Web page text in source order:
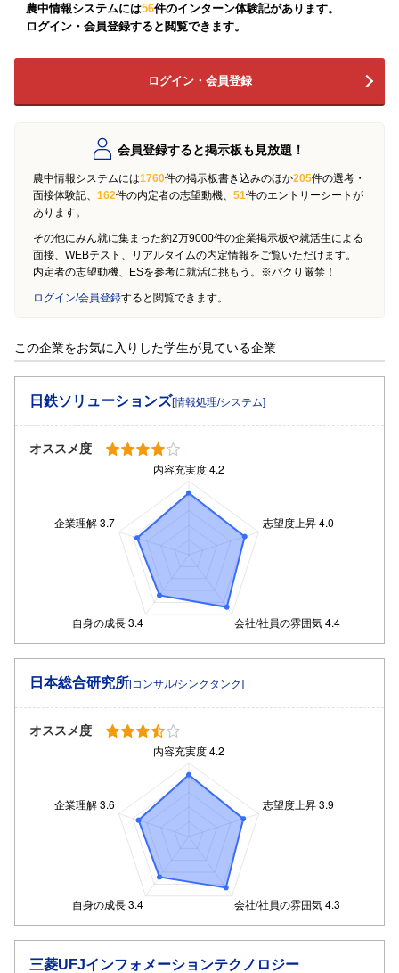
農中情報システムには56件のインターン体験記があります。
ログイン・会員登録すると閲覧できます。
ログイン・会員登録
会員登録すると掲示板も見放題！
農中情報システムには1760件の掲示板書き込みのほか205件の選考・
面接体験記、 162件の内定者の志望動機、 51件のエントリーシートが
あります。
その他にみん就に集まった約2万9000件の企業掲示板や就活生による
面接、WEBテスト、リアルタイムの内定情報をご覧いただけます。
内定者の志望動機、ESを参考に就活に挑もう。※パクり厳禁！
ログイン/会員登録すると閲覧できます。
この企業をお気に入りした学生が見ている企業
日鉄ソリューションズ[情報処理/システム]
オススメ度
日本総合研究所[コンサル/シンクタンク]
オススメ度
三菱UFJインフォメーションテクノロジー